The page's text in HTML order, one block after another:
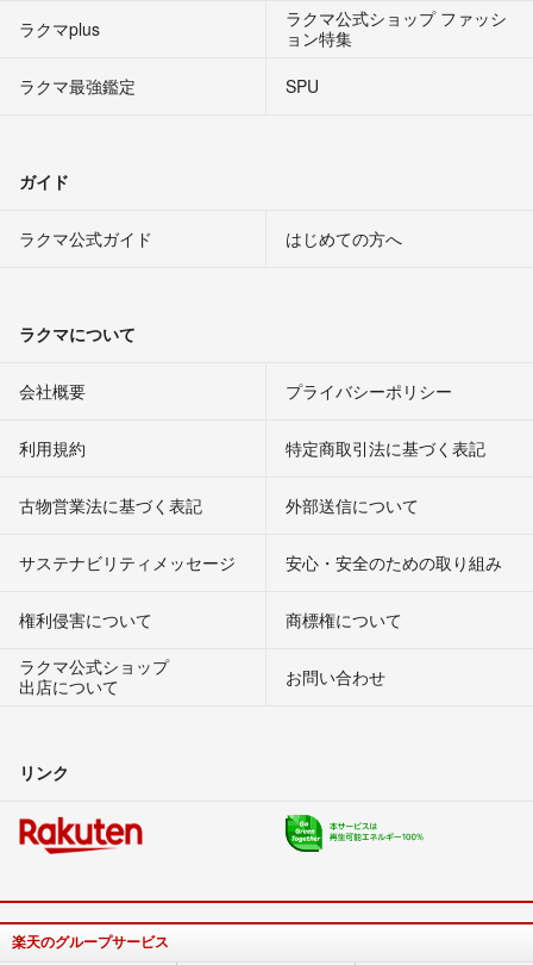
ラクマplus
ラクマ公式ショップ ファッシ
ョン特集
ラクマ最強鑑定
SPU
ガイド
ラクマ公式ガイド はじめての方へ
ラクマについて
会社概要 プライバシーポリシー
利用規約 特定商取引法に基づく表記
古物営業法に基づく表記 外部送信について
サステナビリティメッセージ 安心・安全のための取り組み
権利侵害について
商標権について
ラクマ公式ショップ
出店について
お問い合わせ
リンク
楽天のグループサービス